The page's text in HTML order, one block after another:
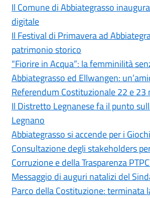
Il Comune di Abbiategrasso
digitale
Il Festival di Primavera ad
patrimonio storico
“Fiorire in Acqua”: la femminilità
Abbiategrasso ed Ellwangen:
Referendum Costituzionale 22 e 23
Il Distretto Legnanese fa il punto
Legnano
Abbiategrasso si accende per i
Consultazione degli stakeholders
Corruzione e della Trasparenza
Messaggio di auguri natalizi del
Parco della Costituzione: terminata